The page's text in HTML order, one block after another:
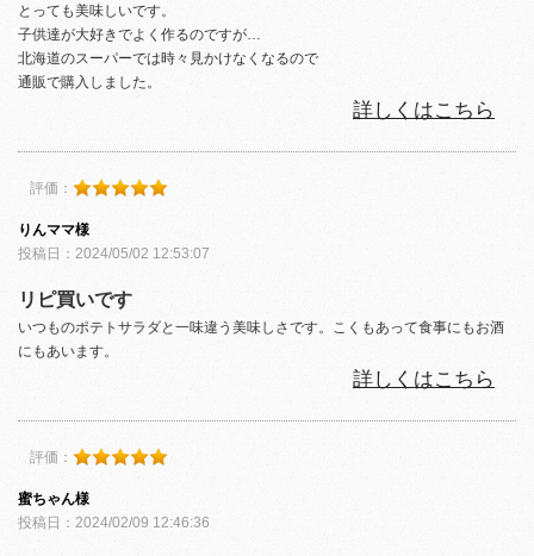
とっても美味しいです。
子供達が大好きでよく作るのですが…
北海道のスーパーでは時々見かけなくなるので
通販で購入しました。
詳しくはこちら
評価：
りんママ様
投稿日：2024/05/02 12:53:07
リピ買いです
いつものポテトサラダと一味違う美味しさです。こくもあって食事にもお酒
にもあいます。
詳しくはこちら
評価：
蜜ちゃん様
投稿日：2024/02/09 12:46:36